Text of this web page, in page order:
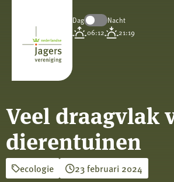
Koninklijke
Nederlandse
Jagersvereniging
Dag
Nacht
06:12
21:19
Veel draagvlak
dierentuinen
ecologie 23 februari 2024